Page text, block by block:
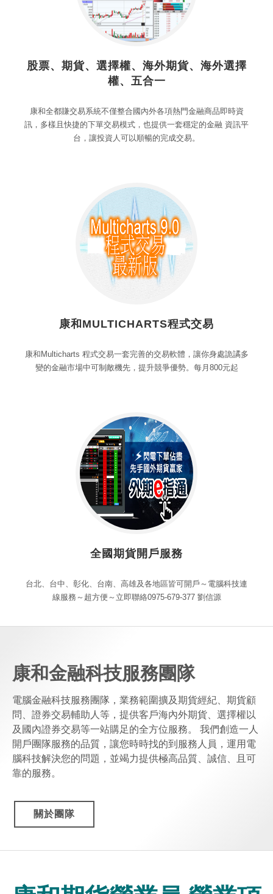
股票、期貨、選擇權、海外期貨、海外選擇
權、五合一
康和全都賺交易系統不僅整合國內外各項熱門金融商品即時資
訊，多樣且快捷的下單交易模式，也提供一套穩定的金融 資訊平
台，讓投資人可以順暢的完成交易。
康和MULTICHARTS程式交易
康和Multicharts 程式交易一套完善的交易軟體，讓你身處詭譎多
變的金融市場中可制敵機先，提升競爭優勢。每月800元起
全國期貨開戶服務
台北、台中、彰化、台南、高雄及各地區皆可開戶～電腦科技連
線服務～超方便～立即聯絡0975-679-377 劉信源
康和金融科技服務團隊
電腦金融科技服務團隊，業務範圍擴及期貨經紀、期貨顧
問、證券交易輔助人等，提供客戶海內外期貨、選擇權以
及國內證券交易等一站購足的全方位服務。 我們創造一人
開戶團隊服務的品質，讓您時時找的到服務人員，運用電
腦科技解決您的問題，並竭力提供極高品質、誠信、且可
靠的服務。
關於團隊